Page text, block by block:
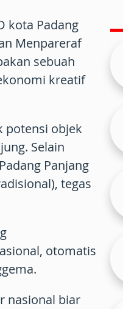
kota Padang
Menpareraf
sebuah
kreatif
potensi objek
Selain
Panjang
tegas
otomatis
nasional biar